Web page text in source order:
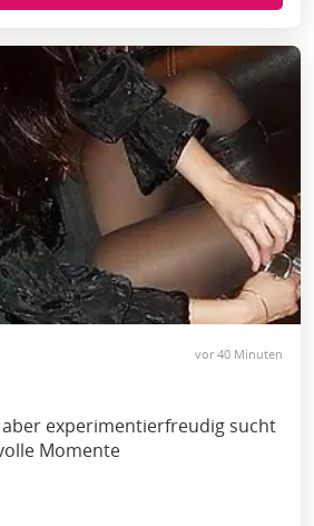
vor 40 Minuten
experimentierfreudig sucht
Momente